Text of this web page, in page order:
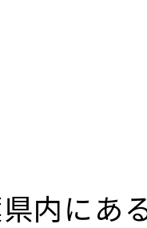
内にあ